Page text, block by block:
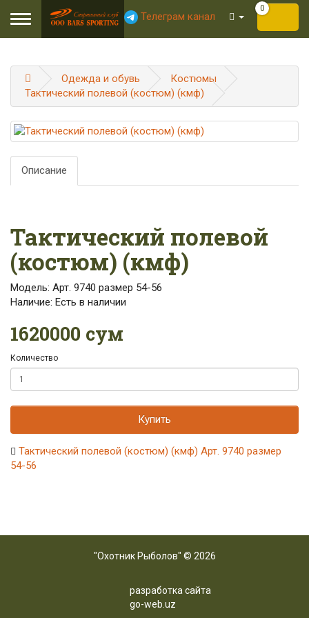
Toggle
Телеграм канал
0
Одежда и обувь
Костюмы
Тактический полевой (костюм) (кмф)
Описание
Тактический полевой
(костюм) (кмф)
Модель: Арт. 9740 размер 54-56
Наличие: Есть в наличии
1620000 сум
Количество
Купить
Тактический полевой (костюм) (кмф) Арт. 9740 размер
54-56
"Охотник Рыболов" © 2026
разработка сайта
go-web.uz